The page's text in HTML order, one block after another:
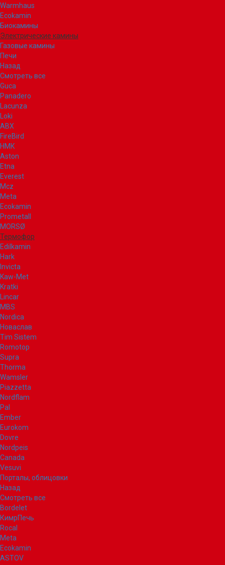
Warmhaus
Ecokamin
Биокамины
Электрические камины
Газовые камины
Печи
Назад
Смотреть все
Guca
Panadero
Lacunza
Loki
ABX
FireBird
НМК
Aston
Etna
Everest
Mcz
Meta
Ecokamin
Prometall
MORSØ
Термофор
Edilkamin
Hark
Invicta
Kaw-Met
Kratki
Lincar
MBS
Nordica
Новаслав
Tim Sistem
Romotop
Supra
Thorma
Wamsler
Piazzetta
Nordflam
Pal
Ember
Eurokom
Dovre
Nordpeis
Canada
Vesuvi
Порталы, облицовки
Назад
Смотреть все
Bordelet
КимрПечь
Rocal
Meta
Ecokamin
ASTOV